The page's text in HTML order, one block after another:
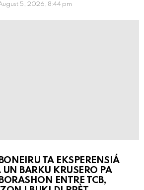
5, 2026, 8:44 pm
TA EKSPERENSIÁ
BARKU KRUSERO PA
ENTRE TCB,